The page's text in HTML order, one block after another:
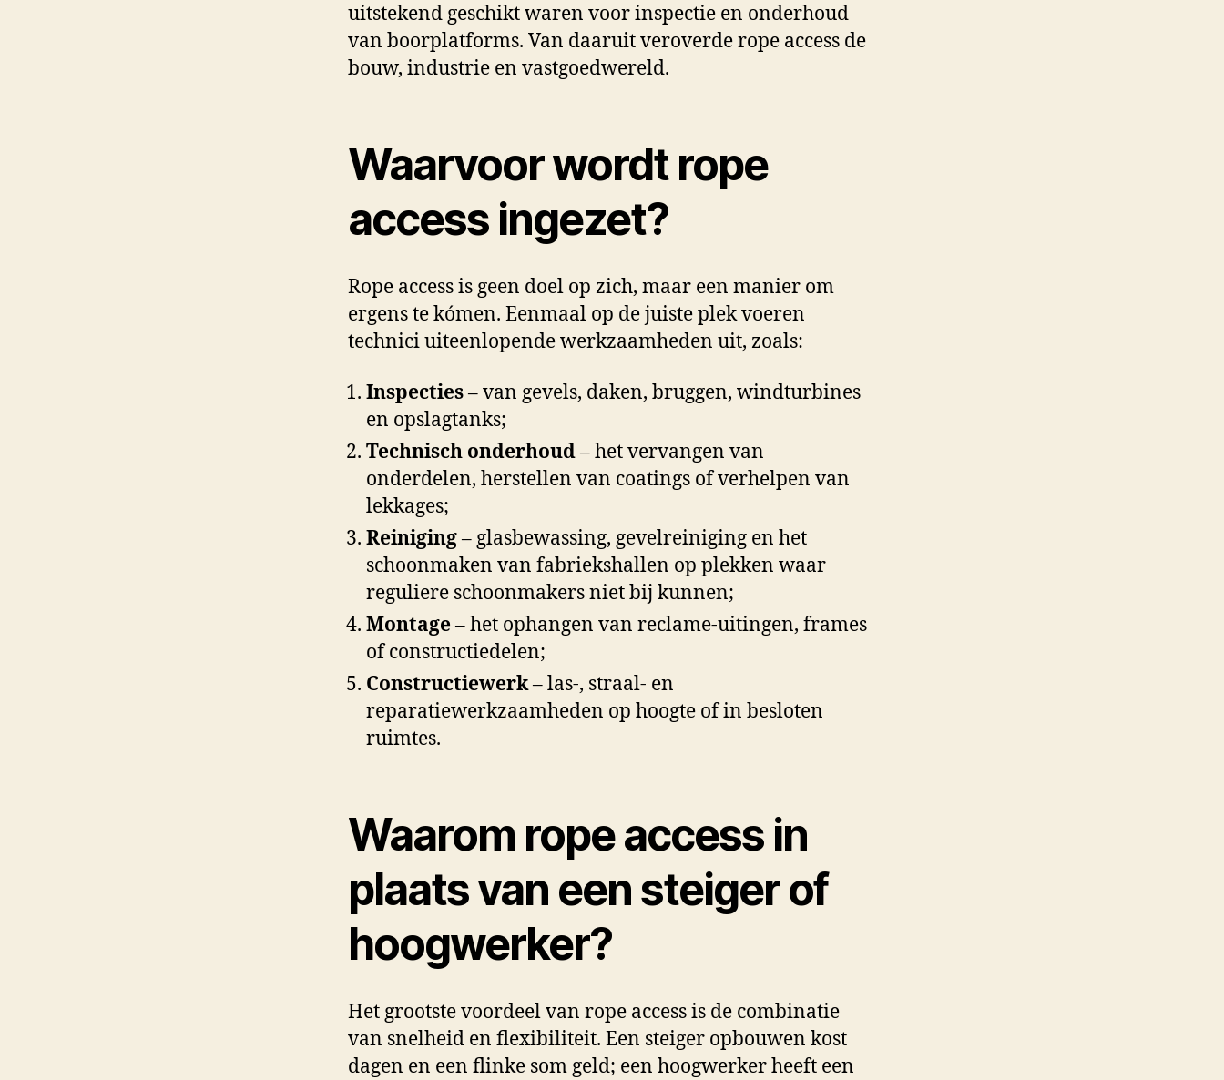
uitstekend geschikt waren voor inspectie en onderhoud
van boorplatforms. Van daaruit veroverde rope access de
bouw, industrie en vastgoedwereld.
Waarvoor wordt rope
access ingezet?
Rope access is geen doel op zich, maar een manier om
ergens te kómen. Eenmaal op de juiste plek voeren
technici uiteenlopende werkzaamheden uit, zoals:
Inspecties– van gevels, daken, bruggen, windturbines
en opslagtanks;
Technisch onderhoud– het vervangen van
onderdelen, herstellen van coatings of verhelpen van
lekkages;
Reiniging– glasbewassing, gevelreiniging en het
schoonmaken van fabriekshallen op plekken waar
reguliere schoonmakers niet bij kunnen;
Montage– het ophangen van reclame-uitingen, frames
of constructiedelen;
Constructiewerk– las-, straal- en
reparatiewerkzaamheden op hoogte of in besloten
ruimtes.
Waarom rope access in
plaats van een steiger of
hoogwerker?
Het grootste voordeel van rope access is de combinatie
van snelheid en flexibiliteit. Een steiger opbouwen kost
dagen en een flinke som geld; een hoogwerker heeft een